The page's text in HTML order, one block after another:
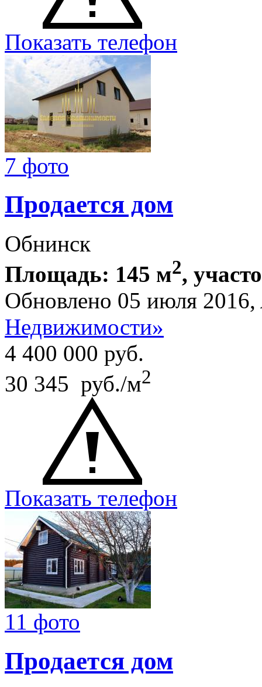
Показать телефон
7 фото
Продается дом
Обнинск
Площадь: 145 м2,
Обновлено 05 июля 2016,
Недвижимости»
4 400 000 руб.
30 345 руб./м2
Показать телефон
11 фото
Продается дом